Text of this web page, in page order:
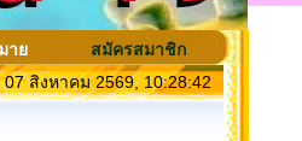
าย
สมัครสมาชิก
07 สิงหาคม 2569, 10:28:42